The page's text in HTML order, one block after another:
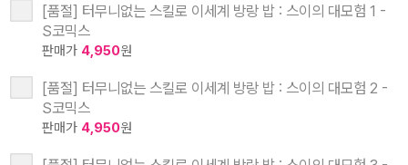
[품절] 터무니없는 스킬로 이세계 방랑 밥 : 스이의 대모험 1 -
S코믹스
판매가 4,950원
[품절] 터무니없는 스킬로 이세계 방랑 밥 : 스이의 대모험 2 -
S코믹스
판매가 4,950원